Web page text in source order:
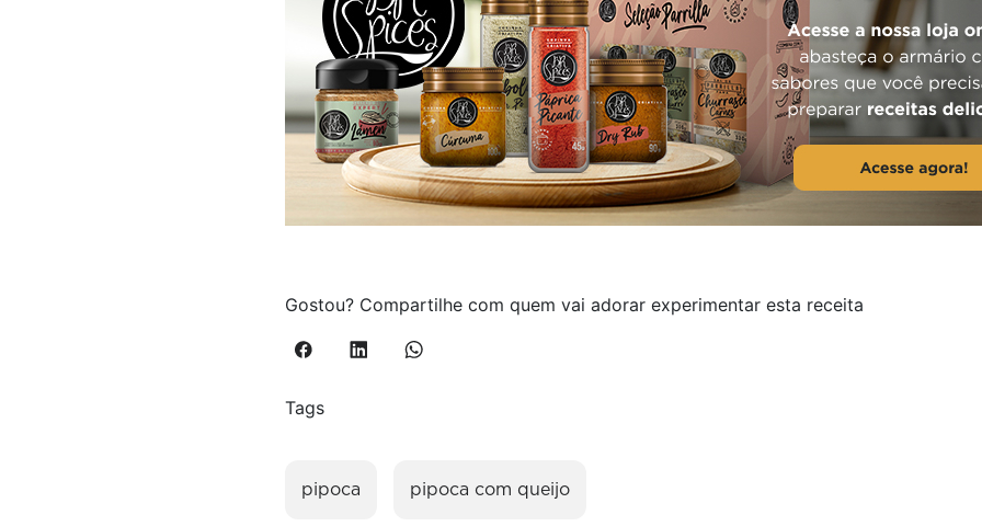
Gostou? Compartilhe com quem vai adorar experimentar esta receita
Tags
pipoca pipoca com queijo